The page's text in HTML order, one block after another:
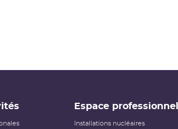
Espace
Installations nucléaires